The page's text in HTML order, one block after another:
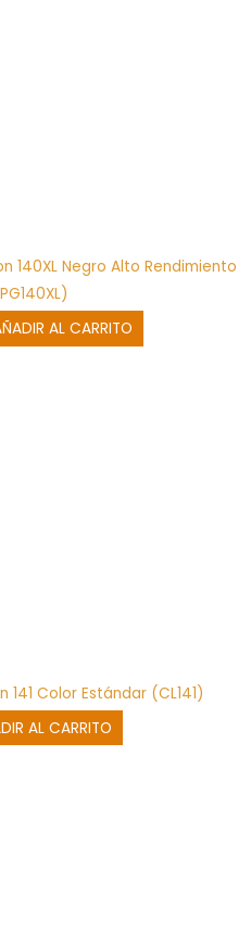
140XL Negro Alto Rendimiento
AL CARRITO
Color Estándar (CL141)
AL CARRITO